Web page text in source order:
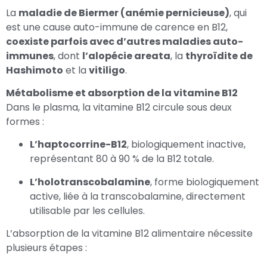
La maladie de Biermer (anémie pernicieuse), qui
est une cause auto-immune de carence en B12,
coexiste parfois avec d’autres maladies auto-
immunes, dont l’alopécie areata, la thyroïdite de
Hashimoto et lavitiligo.
Métabolisme et absorption de la vitamine B12
Dans le plasma, la vitamine B12 circule sous deux
formes :
L’haptocorrine-B12, biologiquement inactive,
représentant 80 à 90 % de la B12 totale.
L’holotranscobalamine, forme biologiquement
active, liée à la transcobalamine, directement
utilisable par les cellules.
L’absorption de la vitamine B12 alimentaire nécessite
plusieurs étapes :